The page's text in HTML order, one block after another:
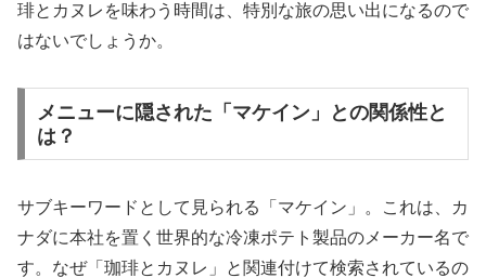
琲とカヌレを味わう時間は、特別な旅の思い出になるので
はないでしょうか。
メニューに隠された「マケイン」との関係性と
は？
サブキーワードとして見られる「マケイン」。これは、カ
ナダに本社を置く世界的な冷凍ポテト製品のメーカー名で
す。なぜ「珈琲とカヌレ」と関連付けて検索されているの